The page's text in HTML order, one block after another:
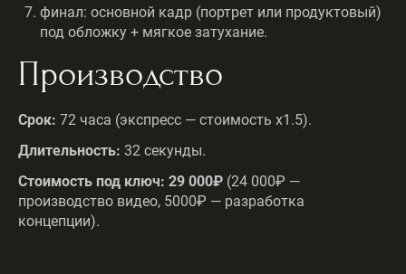
финал: основной кадр (портрет или продуктовый)
под обложку + мягкое затухание.
Производство
Срок: 72 часа (экспресс — стоимость х1.5).
Длительность: 32 секунды.
Стоимость под ключ: 29 000₽ (24 000₽ —
производство видео, 5000₽ — разработка
концепции).